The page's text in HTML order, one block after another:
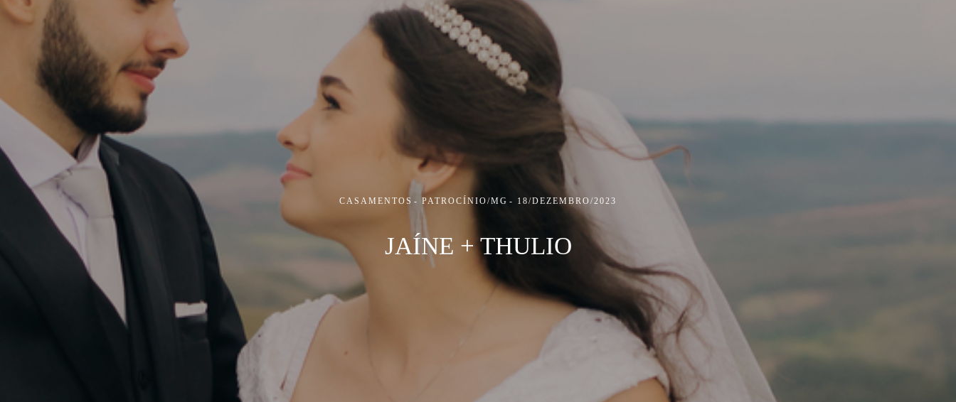
CASAMENTOS PATROCÍNIO/MG 18/DEZEMBRO/2023
JAÍNE + THULIO